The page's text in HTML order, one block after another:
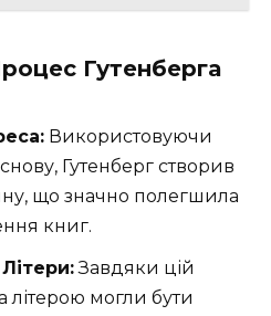
Гутенберга
Використовуючи
Гутенберг створив
що значно полегшила
книг.
Завдяки цій
літерою могли бути